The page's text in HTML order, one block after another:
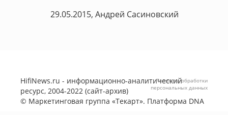
29.05.2015, Андрей Сасиновский
HifiNews.ru - информационно-аналитический
ресурс, 2004-2022 (сайт-архив)
© Маркетинговая группа «Текарт». Платформа DNA
Политика обработки
персональных данных